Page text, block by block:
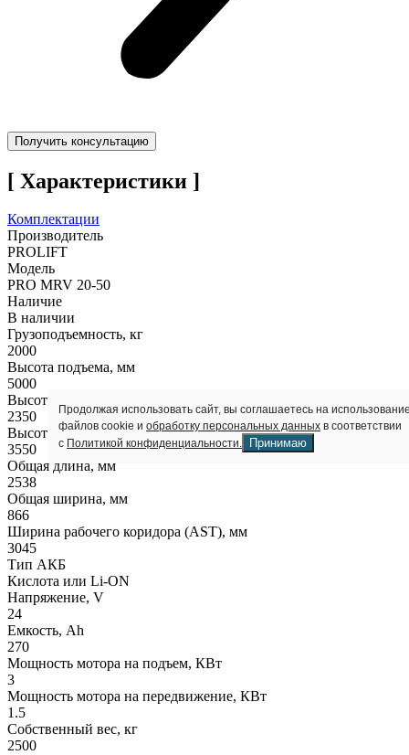
Получить консультацию
[ Характеристики ]
Комплектации
Производитель
PROLIFT
Модель
PRO MRV 20-50
Наличие
В наличии
Грузоподъемность, кг
2000
Высота подъема, мм
5000
Высота в сложенном состоянии, мм
2350
Высота полностью выдвинутой мачты, мм
3550
Общая длина, мм
2538
Общая ширина, мм
866
Ширина рабочего коридора (AST), мм
3045
Тип АКБ
Кислота или Li-ON
Напряжение, V
24
Емкость, Ah
270
Мощность мотора на подъем, КВт
3
Мощность мотора на передвижение, КВт
1.5
Собственный вес, кг
2500
Продолжая использовать сайт, вы соглашаетесь на
файлов cookie и обработку персональных данных в соответствии
с Политикой конфиденциальности. Принимаю